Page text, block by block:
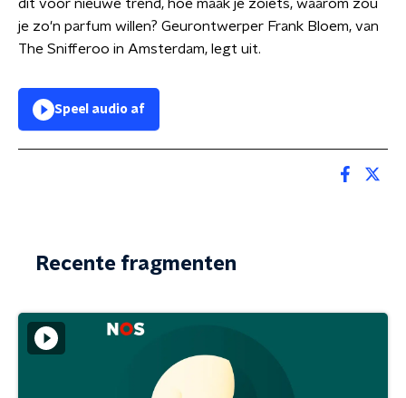
dit voor nieuwe trend, hoe maak je zoiets, waarom zou
je zo'n parfum willen? Geurontwerper Frank Bloem, van
The Snifferoo in Amsterdam, legt uit.
Speel audio af
Recente fragmenten